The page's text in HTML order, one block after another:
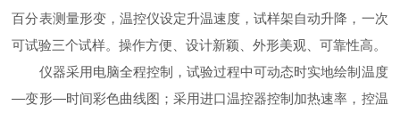
百分表测量形变，温控仪设定升温速度，试样架自动升降，一次
可试验三个试样。操作方便、设计新颖、外形美观、可靠性高。
仪器采用电脑全程控制，试验过程中可动态时实地绘制温度
—变形—时间彩色曲线图；采用进口温控器控制加热速率，控温